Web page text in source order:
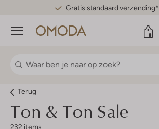
Gratis standaard verzending*
Menu
Terug
Ton & Ton Sale
232 items